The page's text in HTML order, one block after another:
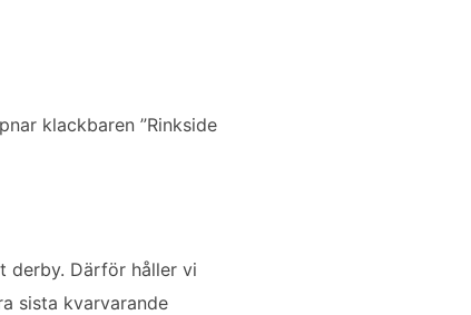
klackbaren ”Rinkside
derby. Därför håller vi
sista kvarvarande